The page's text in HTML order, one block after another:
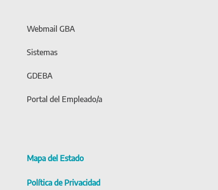
Webmail GBA
Sistemas
GDEBA
Portal del Empleado/a
Mapa del Estado
Política de Privacidad